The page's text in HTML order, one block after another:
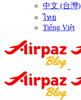
中文 (台灣)
ไทย
Tiếng Việt